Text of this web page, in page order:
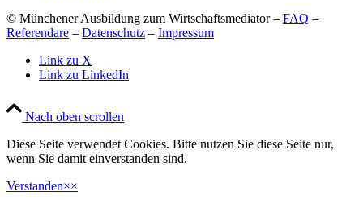
© Münchener Ausbildung zum Wirtschaftsmediator – FAQ –
Referendare – Datenschutz – Impressum
Link zu X
Link zu LinkedIn
Nach oben scrollen
Diese Seite verwendet Cookies. Bitte nutzen Sie diese Seite nur,
wenn Sie damit einverstanden sind.
Verstanden××